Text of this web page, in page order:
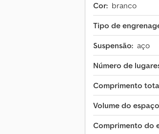
Cor: branco
Tipo de
Suspensão: aço
Número de
Comprimento
Volume do
Comprimento do